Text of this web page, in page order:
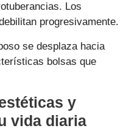
Los
progresivamente.
se desplaza hacia
bolsas que
y
vida diaria